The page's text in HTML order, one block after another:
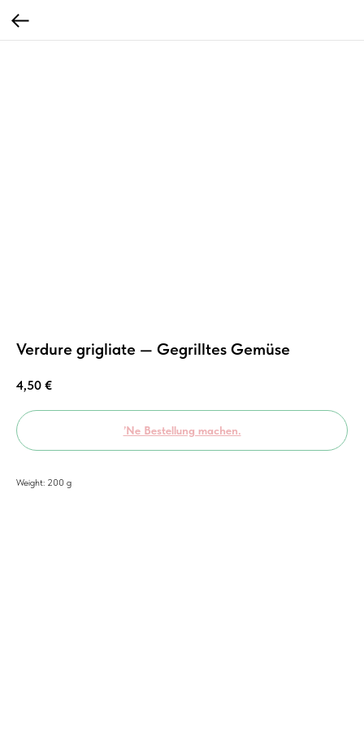
Verdure grigliate — Gegrilltes Gemüse
4,50 €
’Ne Bestellung machen.
Weight: 200 g